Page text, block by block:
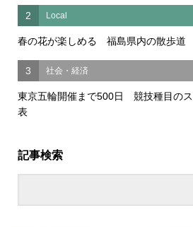
2 Local
春の花が楽しめる 福島県内の散歩道
3 社会・経済
東京五輪開催まで500日 競技種目の
表
記事検索